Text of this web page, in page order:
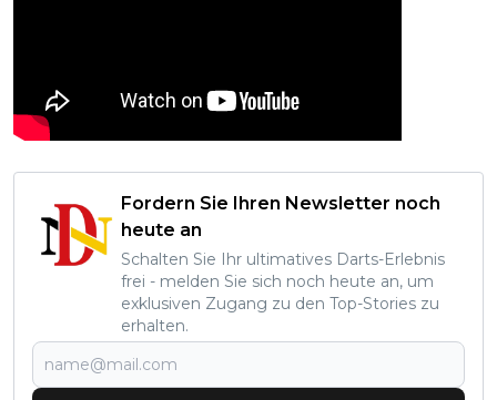
Fordern Sie Ihren Newsletter noch
heute an
Schalten Sie Ihr ultimatives Darts-Erlebnis
frei - melden Sie sich noch heute an, um
exklusiven Zugang zu den Top-Stories zu
erhalten.